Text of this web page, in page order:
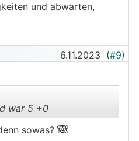
und abwarten,
6.11.2023 (#9)
war 5 +0
sowas? 🙈